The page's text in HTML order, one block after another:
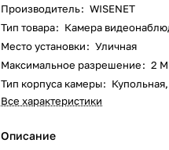
Производитель: WISENET
Тип товара: Камера
Место установки: Уличная
Максимальное разрешение: 2
Тип корпуса камеры:
Все характеристики
Описание